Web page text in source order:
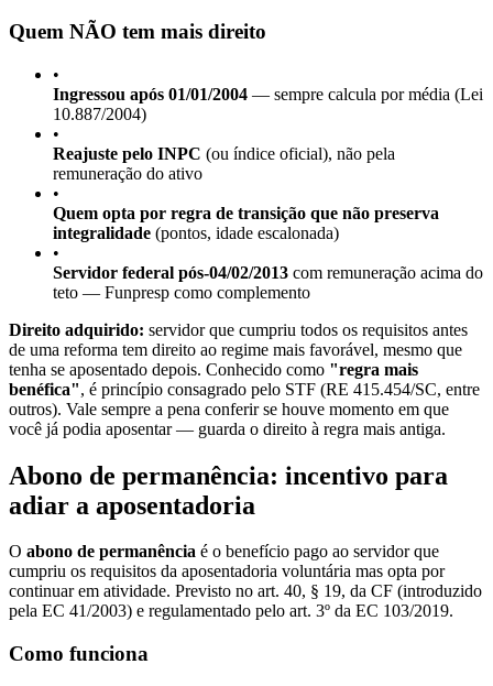
Quem NÃO tem mais direito
•
Ingressou após 01/01/2004 — sempre calcula por média (Lei
10.887/2004)
•
Reajuste pelo INPC (ou índice oficial), não pela
remuneração do ativo
•
Quem opta por regra de transição que não preserva
integralidade (pontos, idade escalonada)
•
Servidor federal pós-04/02/2013 com remuneração acima do
teto — Funpresp como complemento
Direito adquirido: servidor que cumpriu todos os requisitos antes
de uma reforma tem direito ao regime mais favorável, mesmo que
tenha se aposentado depois. Conhecido como "regra mais
benéfica", é princípio consagrado pelo STF (RE 415.454/SC, entre
outros). Vale sempre a pena conferir se houve momento em que
você já podia aposentar — guarda o direito à regra mais antiga.
Abono de permanência: incentivo para
adiar a aposentadoria
O abono de permanência é o benefício pago ao servidor que
cumpriu os requisitos da aposentadoria voluntária mas opta por
continuar em atividade. Previsto no art. 40, § 19, da CF (introduzido
pela EC 41/2003) e regulamentado pelo art. 3º da EC 103/2019.
Como funciona